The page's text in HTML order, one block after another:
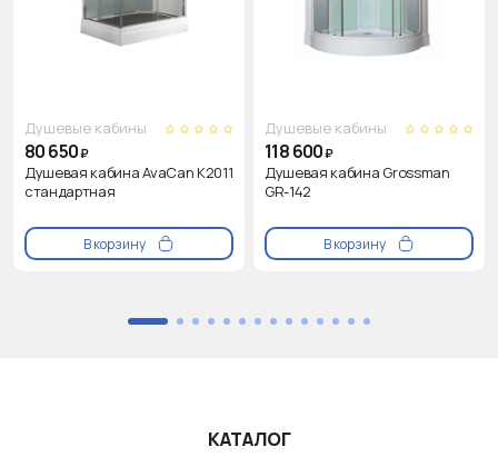
Душевые кабины
80 650₽
Душевая кабина AvaCan K2011
стандартная
В корзину
Душевые кабины
118 600₽
Душевая кабина Grossman
GR-142
В корзину
КАТАЛОГ